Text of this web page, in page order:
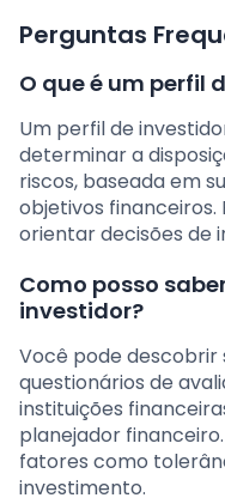
Perguntas
O que é um perfil
Um perfil de
determinar a
riscos, baseada em
objetivos financeiros.
orientar decisões de
Como posso
investidor?
Você pode descobrir
questionários de
instituições
planejador
fatores como
investimento.